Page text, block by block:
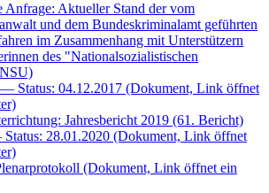
Anfrage: Aktueller Stand der vom
und dem Bundeskriminalamt geführten
im Zusammenhang mit Unterstützern
des "Nationalsozialistischen
Status: 04.12.2017 (Dokument, Link öffnet
Jahresbericht 2019 (61. Bericht)
28.01.2020 (Dokument, Link öffnet
(Dokument, Link öffnet ein